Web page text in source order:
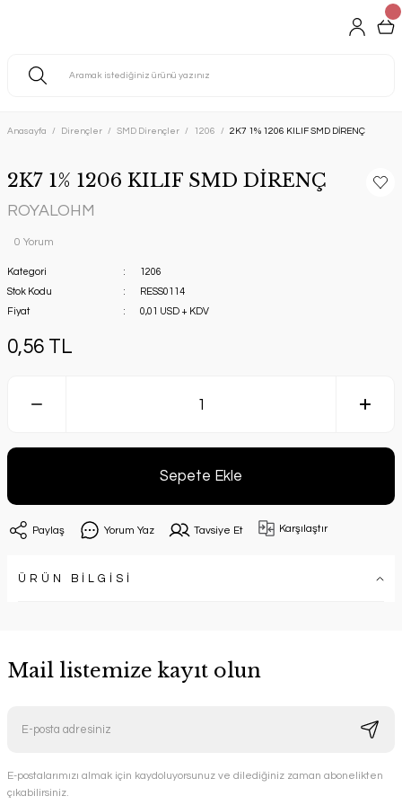
Anasayfa Dirençler SMD Dirençler 1206 2K7 1% 1206 KILIF SMD DİRENÇ
2K7 1% 1206 KILIF SMD DİRENÇ
ROYALOHM
0 Yorum
Kategori
1206
Stok Kodu
RESS0114
Fiyat
0,01 USD + KDV
0,56 TL
Sepete Ekle
Paylaş Yorum Yaz Tavsiye Et Karşılaştır
ÜRÜN BİLGİSİ
Mail listemize kayıt olun
E-postalarımızı almak için kaydoluyorsunuz ve dilediğiniz zaman abonelikten
çıkabilirsiniz.